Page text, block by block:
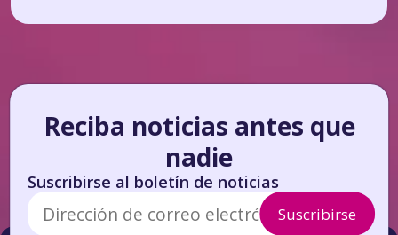
Reciba noticias antes que
nadie
Suscribirse al boletín de noticias
Suscribirse